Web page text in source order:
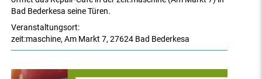
Veranstaltungsort:
zeit:maschine,Am Markt 7,27624 Bad Bederkesa
Bad Bederkesa seine Türen.